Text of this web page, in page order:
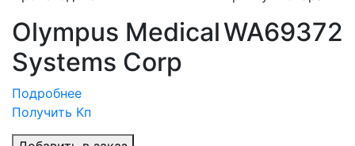
Olympus Medical
Systems Corp
WA69372
Подробнее
Получить Кп